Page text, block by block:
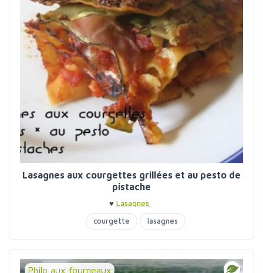
Lasagnes aux courgettes grillées et au pesto de
pistache
♥ Lasagnes
courgette
lasagnes
Philo aux fourneaux